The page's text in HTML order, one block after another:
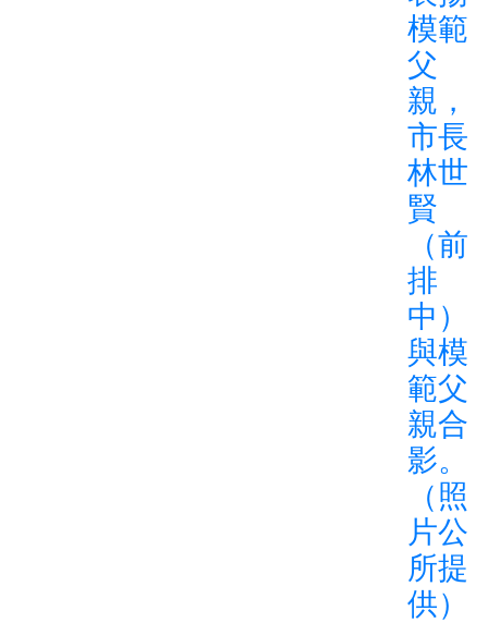
模範
父
親，
市長
林世
賢
（前
排
中）
與模
範父
親合
影。
（照
片公
所提
供）